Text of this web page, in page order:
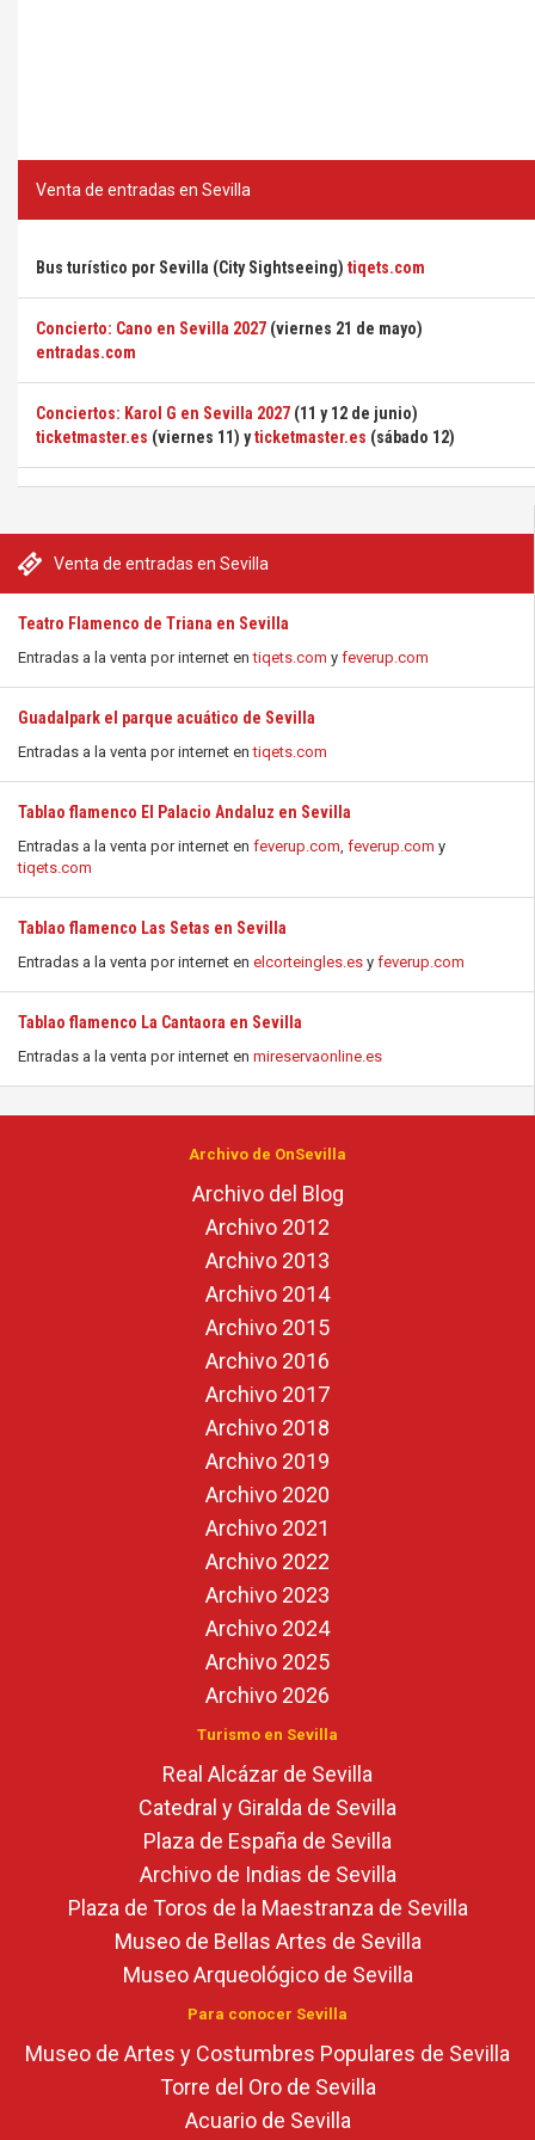
Venta de entradas en Sevilla
Teatro Flamenco de Triana en Sevilla
Entradas a la venta por internet entiqets.com y feverup.com
Guadalpark el parque acuático de Sevilla
Entradas a la venta por internet entiqets.com
Tablao flamenco El Palacio Andaluz en Sevilla
Entradas a la venta por internet en feverup.com, feverup.com y
tiqets.com
Tablao flamenco Las Setas en Sevilla
Entradas a la venta por internet en elcorteingles.es y feverup.com
Tablao flamenco La Cantaora en Sevilla
Entradas a la venta por internet en mireservaonline.es
Venta de entradas en Sevilla
Bus turístico por Sevilla (City Sightseeing) tiqets.com
Concierto: Cano en Sevilla 2027 (viernes 21 de mayo)
entradas.com
Conciertos: Karol G en Sevilla 2027 (11 y 12 de junio)
ticketmaster.es (viernes 11) yticketmaster.es (sábado 12)
Archivo de OnSevilla
Archivo del Blog
Archivo 2012
Archivo 2013
Archivo 2014
Archivo 2015
Archivo 2016
Archivo 2017
Archivo 2018
Archivo 2019
Archivo 2020
Archivo 2021
Archivo 2022
Archivo 2023
Archivo 2024
Archivo 2025
Archivo 2026
Turismo en Sevilla
Real Alcázar de Sevilla
Catedral y Giralda de Sevilla
Plaza de España de Sevilla
Archivo de Indias de Sevilla
Plaza de Toros de la Maestranza de Sevilla
Museo de Bellas Artes de Sevilla
Museo Arqueológico de Sevilla
Para conocer Sevilla
Museo de Artes y Costumbres Populares de Sevilla
Torre del Oro de Sevilla
Acuario de Sevilla